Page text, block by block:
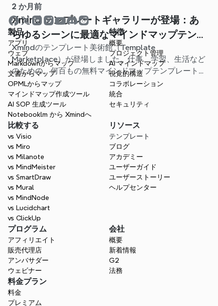
2 か月前
Xmind テンプレートギャラリーが登場：あ
らゆるシーンに最適なマインドマップテンプ
レートが見つかります
Xmindのテンプレート美術館（Template
Marketplace）が登場しました。仕事、学習、生活など
のための、何百もの無料マインドマップテンプレートが
用意されています。最適なスタート地点を見つけ、白紙
から始める手間を省きましょう。
製品
アプリ
ウェブ
Markdownからマップ
文書からマップ
OPMLからマップ
マインドマップ作成ツール
AI SOP 生成ツール
Notebooklm から Xmindへ
特徴
概要
プロジェクト管理
AI マインドマップ
視覚的構造
コラボレーション
統合
セキュリティ
比較する
vs Visio
vs Miro
vs Milanote
vs MindMeister
vs SmartDraw
vs Mural
vs MindNode
vs Lucidchart
vs ClickUp
リソース
テンプレート
ブログ
アカデミー
ユーザーガイド
ユーザーストーリー
ヘルプセンター
プログラム
アフィリエイト
販売代理店
アンバサダー
ウェビナー
会社
概要
新着情報
G2
法務
料金プラン
料金
プレミアム